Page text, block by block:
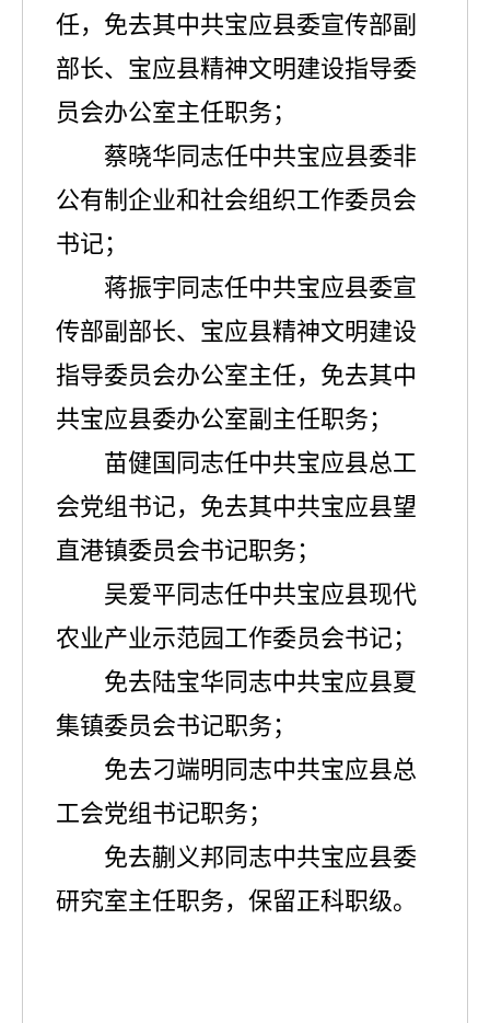
任，免去其中共宝应县委宣传部副
部长、宝应县精神文明建设指导委
员会办公室主任职务；
蔡晓华同志任中共宝应县委非
公有制企业和社会组织工作委员会
书记 ；
蒋振宇同志任中共宝应县委宣
传部副部长、宝应县精神文明建设
指导委员会办公室主任，免去其中
共宝应县委办公室副主任职务；
苗健国同志任中共宝应县总工
会党组书记，免去其中共宝应县望
直港镇委员会书记职务；
吴爱平同志任中共宝应县现代
农业产业示范园工作委员会书记；
免去陆宝华同志中共宝应县夏
集镇委员会书记职务；
免去刁端明同志中共宝应县总
工会党组书记职务；
免去蒯义邦同志中共宝应县委
研究室主任职务，保留正科职级。